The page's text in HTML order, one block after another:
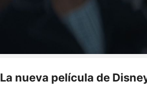
La nueva película de